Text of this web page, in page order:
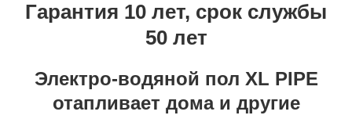
Гарантия 10 лет, срок службы
50 лет
Электро-водяной пол XL PIPE
отапливает дома и другие